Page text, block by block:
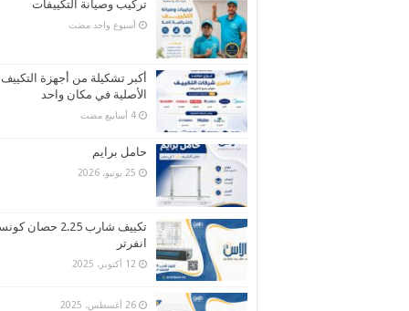
تركيب وصيانة التكييفات
‏أسبوع واحد مضت
أكبر تشكيلة من أجهزة التكييف
الأصلية في مكان واحد
حامل برايم
25 يونيو، 2026
تكييف شارب 2.25 حصان
انفرتر
12 أكتوبر، 2025
26 أغسطس، 2025